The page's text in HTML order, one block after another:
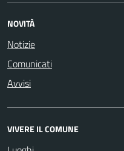
NOVITÀ
Notizie
Comunicati
Avvisi
VIVERE IL COMUNE